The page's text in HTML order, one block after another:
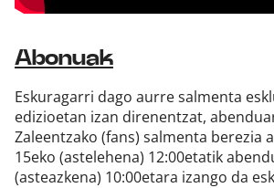
Abonuak
Eskuragarri dago aurre salmenta
edizioetan izan direnentzat,
Zaleentzako (fans) salmenta berezia
15eko (astelehena) 12:00etatik
(asteazkena) 10:00etara izango da